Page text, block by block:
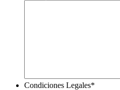
Condiciones Legales*